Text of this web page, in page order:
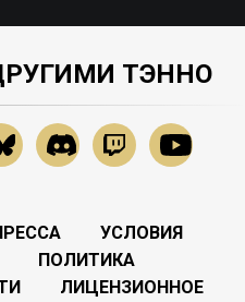
ТЭННО
УСЛОВИЯ
ПОЛИТИКА
ЛИЦЕНЗИОННОЕ